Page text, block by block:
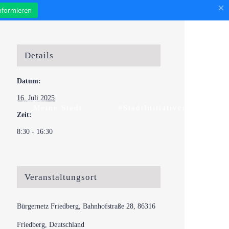
×
Details
Datum:
16. Juli 2025
Zeit:
8:30 - 16:30
Veranstaltungsort
Bürgernetz Friedberg, Bahnhofstraße 28, 86316
Friedberg, Deutschland